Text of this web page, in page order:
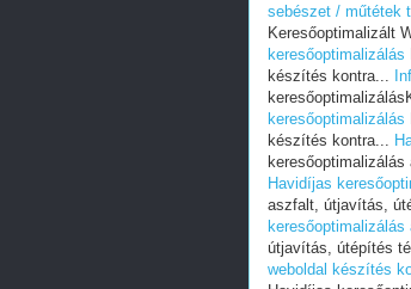
sebészet / műtétek
Keresőoptimalizált
keresőoptimalizálás
készítés kontra...
keresőoptimalizálás
készítés kontra...
Havidíjas
aszfalt, útjavítás,
útjavítás, útépítés
weboldal készítés